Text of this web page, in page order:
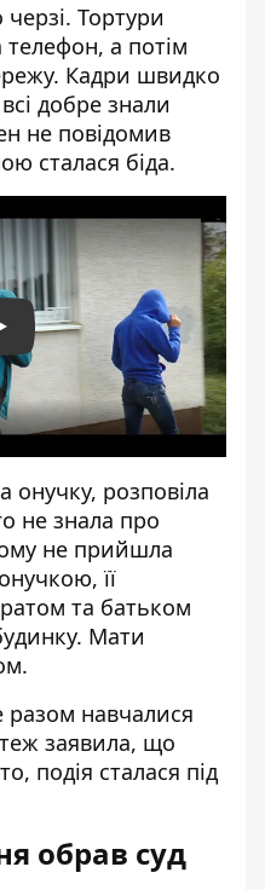
Тортури
а потім
Кадри швидко
добре знали
не повідомив
сталася біда.
онучку, розповіла
не знала про
не прийшла
її
та батьком
Мати
навчалися
заявила, що
подія сталася під
обрав суд